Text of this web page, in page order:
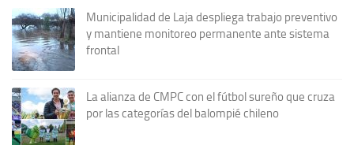
Municipalidad de Laja despliega trabajo preventivo
y mantiene monitoreo permanente ante sistema
frontal
La alianza de CMPC con el fútbol sureño que cruza
por las categorías del balompié chileno